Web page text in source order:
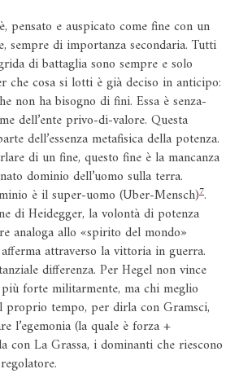
pensato e auspicato come fine con un
sempre di importanza secondaria. Tutti
di battaglia sono sempre e solo
che cosa si lotti è già deciso in anticipo:
non ha bisogno di fini. Essa è senza-
dell’ente privo-di-valore. Questa
dell’essenza metafisica della potenza.
di un fine, questo fine è la mancanza
dominio dell’uomo sulla terra.
è il super-uomo (Uber-Mensch)7.
di Heidegger, la volontà di potenza
analoga allo «spirito del mondo»
attraverso la vittoria in guerra.
differenza. Per Hegel non vince
forte militarmente, ma chi meglio
proprio tempo, per dirla con Gramsci,
l’egemonia (la quale è forza +
con La Grassa, i dominanti che riescono